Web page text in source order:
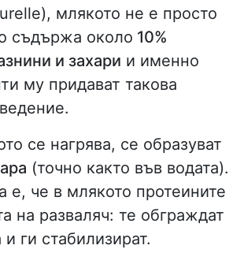
млякото не е просто
съдържа около 10%
и захари и именно
му придават такова
се нагрява, се образуват
(точно както във водата).
е, че в млякото протеините
на разваляч: те обграждат
ги стабилизират.